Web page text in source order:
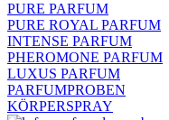
PURE PARFUM
PURE ROYAL PARFUM
INTENSE PARFUM
PHEROMONE PARFUM
LUXUS PARFUM
PARFUMPROBEN
KÖRPERSPRAY